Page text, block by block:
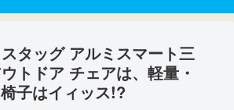
タッグ アルミスマート三
トドア チェアは、軽量・
子はイィッス!?